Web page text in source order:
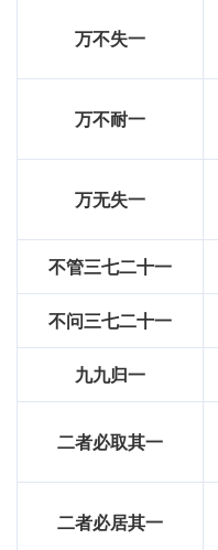
万不失一
万不耐一
万无失一
不管三七二十一
不问三七二十一
九九归一
二者必取其一
二者必居其一